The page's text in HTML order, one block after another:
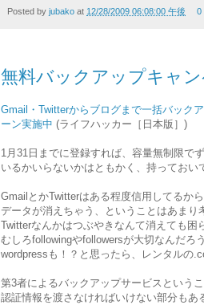
Posted by jubako at 12/28/2009 06:08:00 午後 0
無料バックアップキャ
Gmail・Twitterからブログまで一括バック
ーン実施中 (ライフハッカー［日本版］)
1月31日までに登録すれば、容量無制限でず
いるかいらないかはともかく、持っておい
GmailとかTwitterはある程度信用してるから
データが消えちゃう、ということはあまり
Twitterなんかはつぶやきなんて消えても困
むしろfollowingやfollowersが大切なんだろう
wordpressも！？と思ったら、レンタルの
第3者によるバックアップサービスというこ
認証情報を渡さなければいけない部分もあ